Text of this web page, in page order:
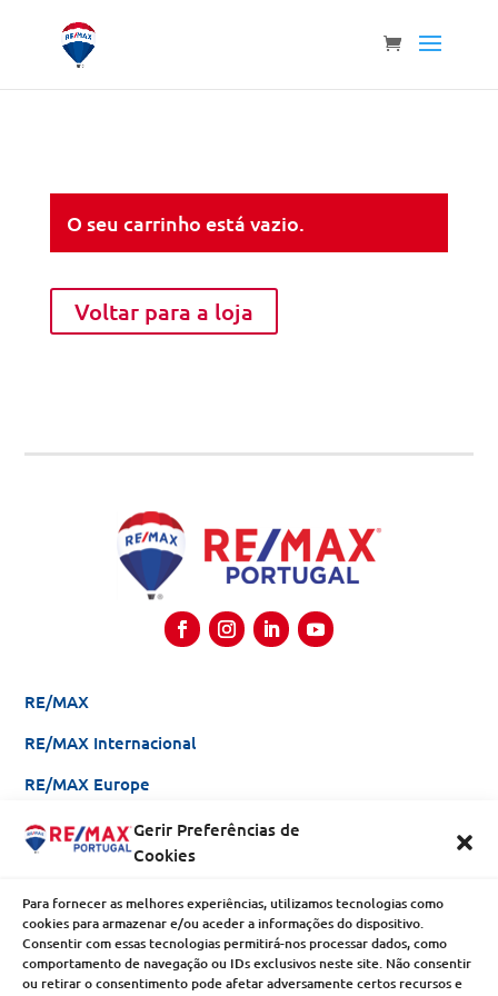
Gerir Preferências de
Cookies
Para fornecer as melhores experiências, utilizamos tecnologias como
cookies para armazenar e/ou aceder a informações do dispositivo.
Consentir com essas tecnologias permitirá-nos processar dados, como
comportamento de navegação ou IDs exclusivos neste site. Não consentir
ou retirar o consentimento pode afetar adversamente certos recursos e
O seu carrinho está vazio.
Voltar para a loja
RE/MAX
RE/MAX Internacional
RE/MAX Europe
Be an Agent
Why RE/MAX?
Enterprises